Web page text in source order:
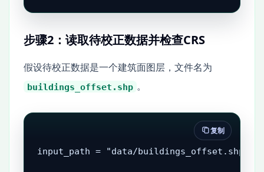
步骤2：读取待校正数据并检查CRS
假设待校正数据是一个建筑面图层，文件名为
buildings_offset.shp 。
input_path = "data/buildings_offset.shp"
复制